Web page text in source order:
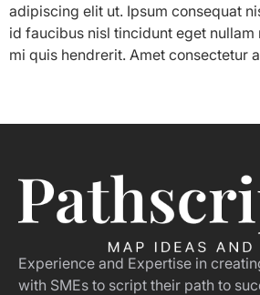
adipiscing elit ut. Ipsum consequat
id faucibus nisl tincidunt eget nullam
mi quis hendrerit. Amet consectetur
Experience and Expertise in
with SMEs to script their path to